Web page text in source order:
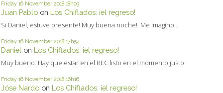
Friday 16 November 2018 18h03
Juan Pablo on Los Chiflados: ¡el regreso!
Si Daniel, estuve presente! Muy buena noche!. Me imagino...
Friday 16 November 2018 17h54
Daniel on Los Chiflados: ¡el regreso!
Muy bueno. Hay que estar en el REC listo en el momento justo
Friday 16 November 2018 16h16
Jóse Nardo on Los Chiflados: ¡el regreso!